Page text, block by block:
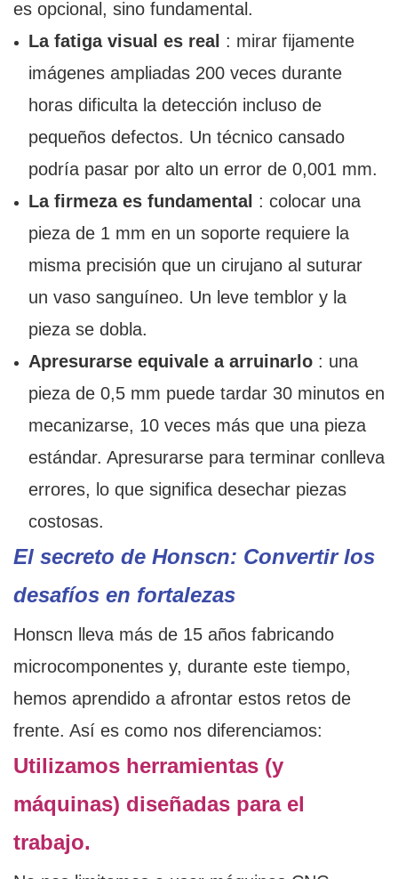
es opcional, sino fundamental.
La fatiga visual es real : mirar fijamente
imágenes ampliadas 200 veces durante
horas dificulta la detección incluso de
pequeños defectos. Un técnico cansado
podría pasar por alto un error de 0,001 mm.
La firmeza es fundamental : colocar una
pieza de 1 mm en un soporte requiere la
misma precisión que un cirujano al suturar
un vaso sanguíneo. Un leve temblor y la
pieza se dobla.
Apresurarse equivale a arruinarlo: una
pieza de 0,5 mm puede tardar 30 minutos en
mecanizarse, 10 veces más que una pieza
estándar. Apresurarse para terminar conlleva
errores, lo que significa desechar piezas
costosas.
El secreto de Honscn: Convertir los
desafíos en fortalezas
Honscn lleva más de 15 años fabricando
microcomponentes y, durante este tiempo,
hemos aprendido a afrontar estos retos de
frente. Así es como nos diferenciamos:
Utilizamos herramientas (y
máquinas) diseñadas para el
trabajo.